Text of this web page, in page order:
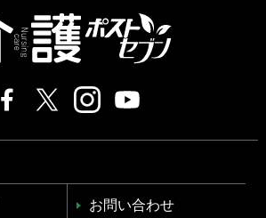
お問い合わせ